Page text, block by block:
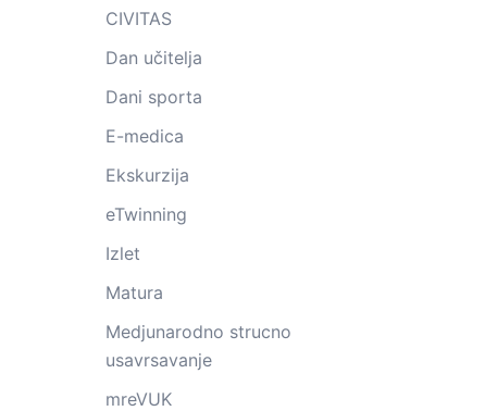
CIVITAS
Dan učitelja
Dani sporta
E-medica
Ekskurzija
eTwinning
Izlet
Matura
Medjunarodno strucno
usavrsavanje
mreVUK